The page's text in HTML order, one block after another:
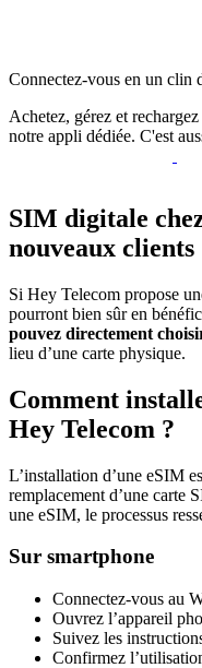
Connectez-vous en un clin
Achetez, gérez et
notre appli dédiée. C'est
SIM digitale
nouveaux clients
Si Hey Telecom propose
pourront bien sûr en
pouvez directement
lieu d’une carte physique.
Comment
Hey Telecom ?
L’installation d’une eSIM
remplacement d’une carte
une eSIM, le processus
Sur smartphone
Connectez-vous au
Ouvrez l’appareil
Suivez les
Confirmez